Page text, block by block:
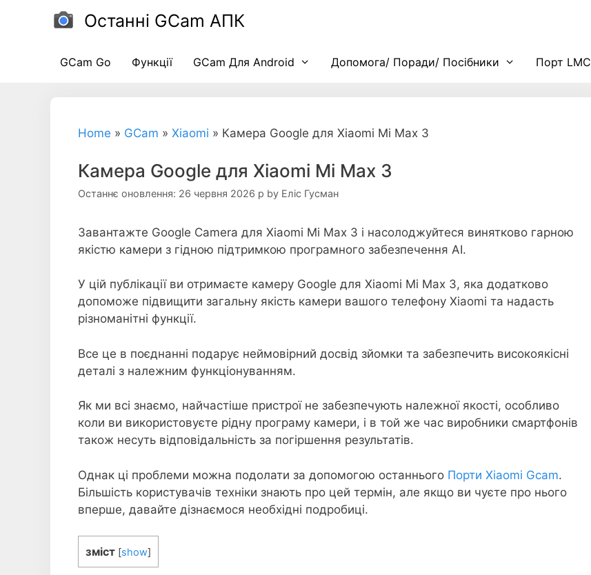
Останні GCam АПК
GCam Go Функції GCam Для Android Допомога/ Поради/ Посібники Порт LMC
Home » GCam » Xiaomi » Камера Google для Xiaomi Mi Max 3
Камера Google для Xiaomi Mi Max 3
Останнє оновлення: 26 червня 2026 р by Еліс Гусман
Завантажте Google Camera для Xiaomi Mi Max 3 і насолоджуйтеся винятково гарною
якістю камери з гідною підтримкою програмного забезпечення AI.
У цій публікації ви отримаєте камеру Google для Xiaomi Mi Max 3, яка додатково
допоможе підвищити загальну якість камери вашого телефону Xiaomi та надасть
різноманітні функції.
Все це в поєднанні подарує неймовірний досвід зйомки та забезпечить високоякісні
деталі з належним функціонуванням.
Як ми всі знаємо, найчастіше пристрої не забезпечують належної якості, особливо
коли ви використовуєте рідну програму камери, і в той же час виробники смартфонів
також несуть відповідальність за погіршення результатів.
Однак ці проблеми можна подолати за допомогою останнього Порти Xiaomi Gcam.
Більшість користувачів техніки знають про цей термін, але якщо ви чуєте про нього
вперше, давайте дізнаємося необхідні подробиці.
зміст [show]